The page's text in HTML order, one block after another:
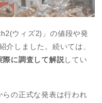
ウィズ2)」の値段や発
介しました。続いては、
際に調査して解説してい
の正式な発表は行われ